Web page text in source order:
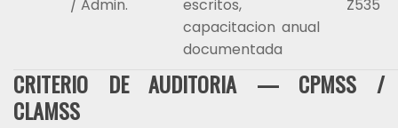
/ Admin.
escritos,
capacitacion anual
documentada
Z535
CRITERIO DE AUDITORIA — CPMSS /
CLAMSS